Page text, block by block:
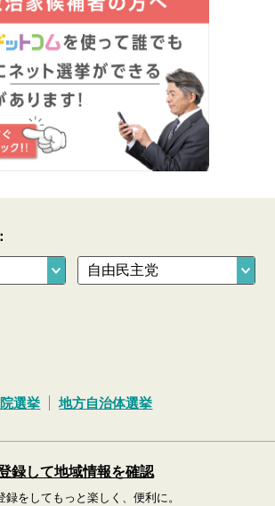
選挙 地方自治体選挙
録して地域情報を確認
録をしてもっと楽しく、便利に。